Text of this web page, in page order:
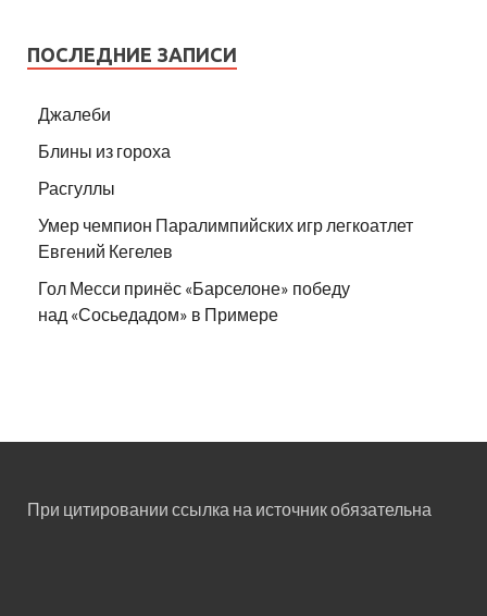
ПОСЛЕДНИЕ ЗАПИСИ
Джалеби
Блины из гороха
Расгуллы
Умер чемпион Паралимпийских игр легкоатлет
Евгений Кегелев
Гол Месси принёс «Барселоне» победу
над «Сосьедадом» в Примере
При цитировании ссылка на источник обязательна